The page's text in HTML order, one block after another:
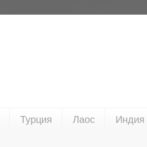
Турция Лаос Индия